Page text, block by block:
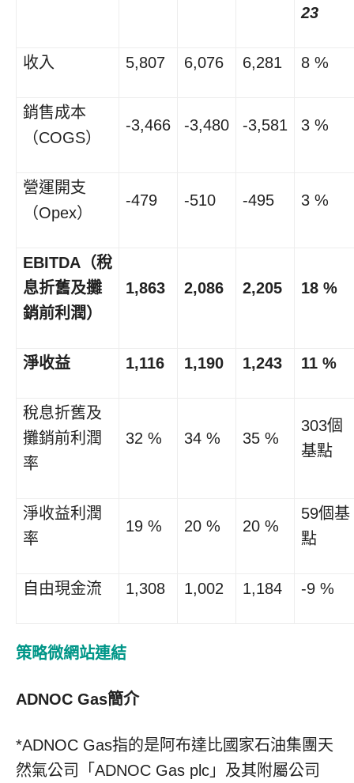
23
收入 5,807 6,076 6,281 8 %
銷售成本
（COGS）
-3,466 -3,480 -3,581 3 %
營運開支
（Opex）
-479 -510 -495 3 %
EBITDA（稅
息折舊及攤
銷前利潤）
1,863 2,086 2,205 18 %
淨收益 1,116 1,190 1,243 11 %
稅息折舊及
攤銷前利潤
率
32 % 34 % 35 %
303個
基點
淨收益利潤
率
19 % 20 % 20 %
59個基
點
自由現金流 1,308 1,002 1,184 -9 %
策略微網站連結
ADNOC Gas簡介
*ADNOC Gas指的是阿布達比國家石油集團天
然氣公司「ADNOC Gas plc」及其附屬公司